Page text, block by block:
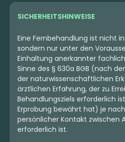
SICHERHEITSHINWEISE
Eine Fernbehandlung ist nicht
sondern nur unter den
Einhaltung anerkannter
Sinne des § 630a BGB (nach
der naturwissenschaftlichen
ärztlichen Erfahrung, der zu
Behandlungsziels erforderlich
Erprobung bewährt hat) je
persönlicher Kontakt zwischen
erforderlich ist.